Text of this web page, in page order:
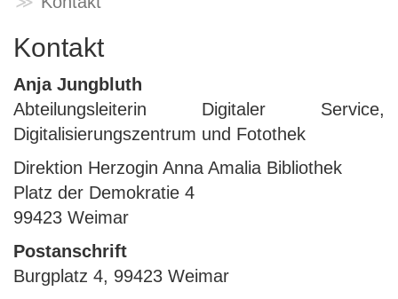
Kontakt
Anja Jungbluth
Abteilungsleiterin Digitaler Service,
Digitalisierungszentrum und Fotothek
Direktion Herzogin Anna Amalia Bibliothek
Platz der Demokratie 4
99423 Weimar
Postanschrift
Burgplatz 4, 99423 Weimar